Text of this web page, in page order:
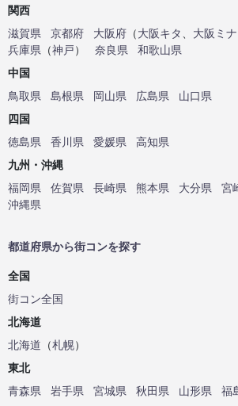
関西
滋賀県
京都府 大阪府 （大阪キタ 大阪ミナ
兵庫県 （神戸） 奈良県
和歌山県
中国
鳥取県
島根県 岡山県 広島県
山口県
四国
徳島県
香川県 愛媛県
高知県
九州・沖縄
福岡県
佐賀県 長崎県 熊本県 大分県 宮
沖縄県
都道府県から街コンを探す
全国
街コン全国
北海道
北海道 （札幌）
東北
青森県
岩手県 宮城県 秋田県 山形県
福